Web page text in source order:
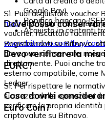
Google Pay)
Bonifico bancario
Acquisto in contanti
Sì. Puoi acquistare voucher
fisicidistribuiti in tutta
voucher, riscattalo
www.bitnovo.com/buy/
Dove posso
Registrandoti su Bitnovo,
dove puoi conservare,
direttamente. Puoi anche
esterno compatibile, come
Ledger.
Devo verificare la
EURC?
Sì. Per rispettare le
sicurezza delle operazioni,
verificare la propria
criptovalute su Bitnovo.
Cosa dovrei
Euro Coin?